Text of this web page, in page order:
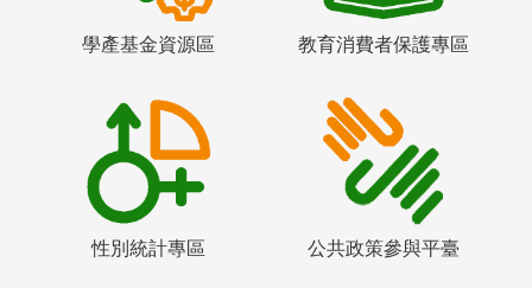
學產基金資源區 教育消費者保護專區
性別統計專區 公共政策參與平臺